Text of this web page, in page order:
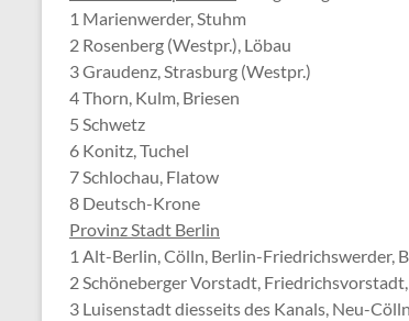
1 Marienwerder, Stuhm
2 Rosenberg (Westpr.), Löbau
3 Graudenz, Strasburg (Westpr.)
4 Thorn, Kulm, Briesen
5 Schwetz
6 Konitz, Tuchel
7 Schlochau, Flatow
8 Deutsch-Krone
Provinz Stadt Berlin
1 Alt-Berlin, Cölln, Berlin-
2 Schöneberger Vorstadt,
3 Luisenstadt diesseits des Kanals, Neu-Cölln